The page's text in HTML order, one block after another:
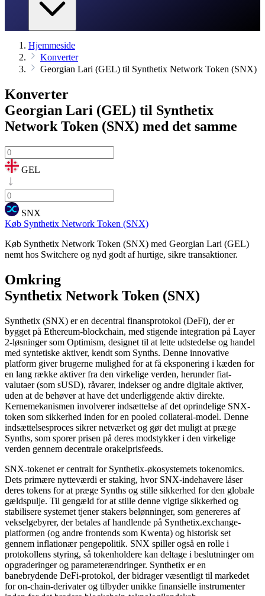
Hjemmeside
Konverter
Georgian Lari (GEL) til Synthetix Network Token (SNX)
Konverter
Georgian Lari (GEL) til Synthetix
Network Token (SNX) med det samme
GEL
SNX
Køb Synthetix Network Token (SNX)
Køb Synthetix Network Token (SNX) med Georgian Lari (GEL)
nemt hos Switchere og nyd godt af hurtige, sikre transaktioner.
Omkring
Synthetix Network Token (SNX)
Synthetix (SNX) er en decentral finansprotokol (DeFi), der er
bygget på Ethereum-blockchain, med stigende integration på Layer
2-løsninger som Optimism, designet til at lette udstedelse og handel
med syntetiske aktiver, kendt som Synths. Denne innovative
platform giver brugerne mulighed for at få eksponering i kæden for
en lang række aktiver fra den virkelige verden, herunder fiat-
valutaer (som sUSD), råvarer, indekser og andre digitale aktiver,
uden at de behøver at have det underliggende aktiv direkte.
Kernemekanismen involverer indsættelse af det oprindelige SNX-
token som sikkerhed inden for en pooled collateral-model. Denne
indsættelsesproces sikrer netværket og gør det muligt at præge
Synths, som sporer prisen på deres modstykker i den virkelige
verden gennem decentrale orakelprisfeeds.
SNX-tokenet er centralt for Synthetix-økosystemets tokenomics.
Dets primære nytteværdi er staking, hvor SNX-indehavere låser
deres tokens for at præge Synths og stille sikkerhed for den globale
gældspulje. Til gengæld for at stille denne vigtige sikkerhed og
stabilisere systemet tjener stakers belønninger, som genereres af
vekselgebyrer, der betales af handlende på Synthetix.exchange-
platformen (og andre frontends som Kwenta) og historisk set
gennem inflationær pengepolitik. SNX spiller også en rolle i
protokollens styring, så tokenholdere kan deltage i beslutninger om
opgraderinger og parameterændringer. Synthetix er en
banebrydende DeFi-protokol, der bidrager væsentligt til markedet
for on-chain-derivater og tilbyder unikke finansielle instrumenter